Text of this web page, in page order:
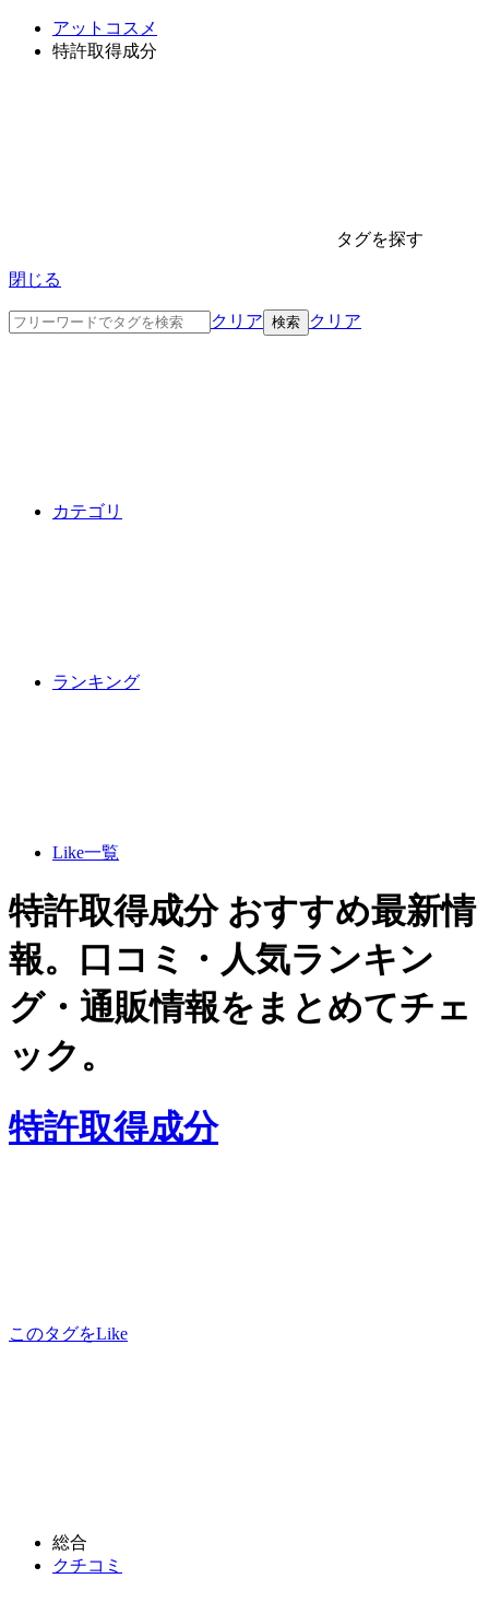
アットコスメ
特許取得成分
タグを探す
閉じる
クリア クリア
カテゴリ
ランキング
Like一覧
特許取得成分 おすすめ最新情
報。口コミ・人気ランキン
グ・通販情報をまとめてチェ
ック。
特許取得成分
このタグをLike
総合
クチコミ